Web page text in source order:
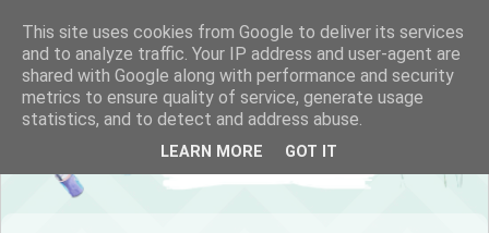
This site uses cookies from Google to deliver its services
and to analyze traffic. Your IP address and user-agent are
shared with Google along with performance and security
metrics to ensure quality of service, generate usage
statistics, and to detect and address abuse.
LEARN MORE GOT IT